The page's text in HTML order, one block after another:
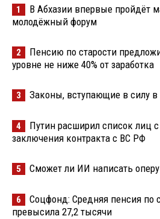
1
В Абхазии впервые пройдёт
молодёжный форум
2
Пенсию по старости
уровне не ниже 40% от заработка
3 Законы, вступающие в силу в
4
Путин расширил список лиц
заключения контракта с ВС РФ
5 Сможет ли ИИ написать
6
Соцфонд: Средняя пенсия по
превысила 27,2 тысячи